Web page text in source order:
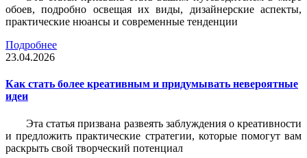
обоев, подробно освещая их виды, дизайнерские аспекты,
практические нюансы и современные тенденции
Подробнее
23.04.2026
Как стать более креативным и придумывать невероятные
идеи
Эта статья призвана развеять заблуждения о креативности
и предложить практические стратегии, которые помогут вам
раскрыть свой творческий потенциал